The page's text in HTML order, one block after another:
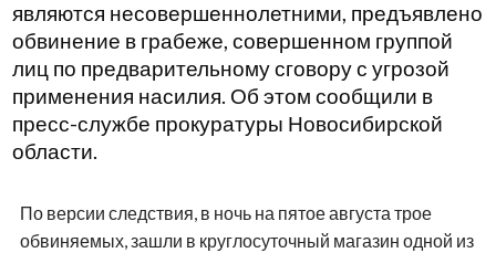
являются несовершеннолетними, предъявлено
обвинение в грабеже, совершенном группой
лиц по предварительному сговору с угрозой
применения насилия. Об этом сообщили в
пресс-службе прокуратуры Новосибирской
области.
По версии следствия, в ночь на пятое августа трое
обвиняемых, зашли в круглосуточный магазин одной из